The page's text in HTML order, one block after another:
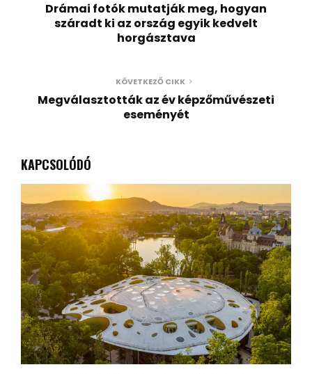
Drámai fotók mutatják meg, hogyan
száradt ki az ország egyik kedvelt
horgásztava
KÖVETKEZŐ CIKK
Megválasztották az év képzőművészeti
eseményét
KAPCSOLÓDÓ